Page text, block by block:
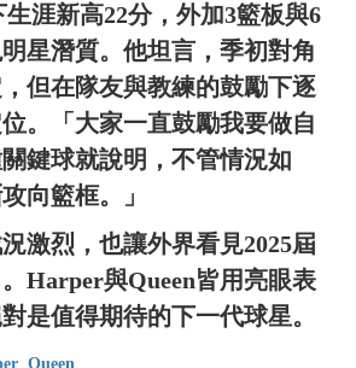
涯新高22分，外加3籃板與6
星潛質。他坦言，季初對角
但在隊友與教練的鼓勵下逐
。「大家一直鼓勵我要做自
鍵球就說明，不管情況如
向籃框。」
激烈，也讓外界看見2025屆
Harper與Queen皆用亮眼表
是值得期待的下一代球星。
Queen